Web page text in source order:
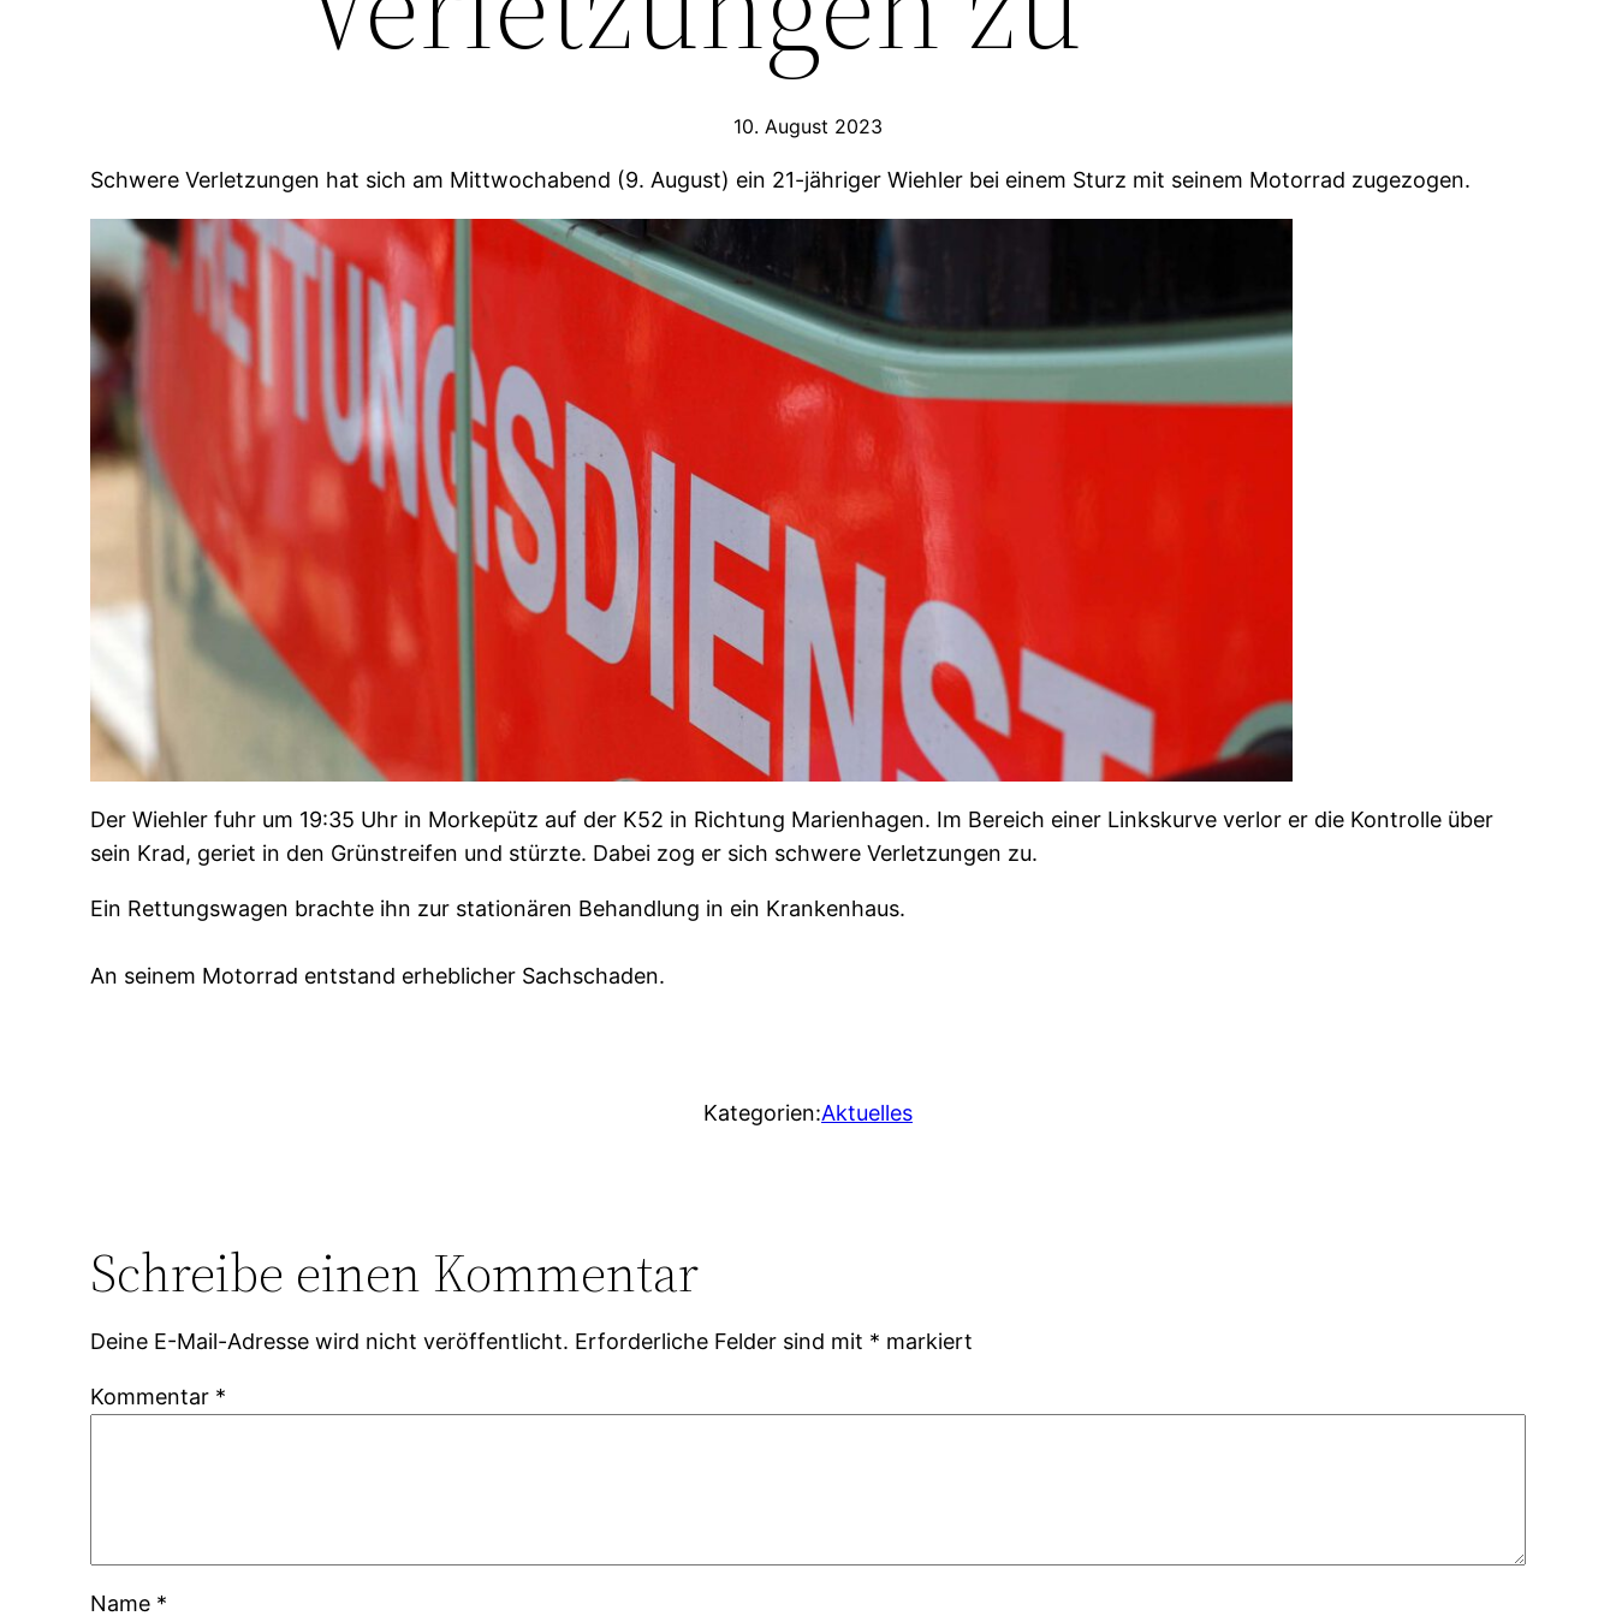
10. August 2023
Schwere Verletzungen hat sich am Mittwochabend (9. August) ein 21-jähriger Wiehler bei einem Sturz mit seinem Motorrad zugezogen.
Der Wiehler fuhr um 19:35 Uhr in Morkepütz auf der K52 in Richtung Marienhagen. Im Bereich einer Linkskurve verlor er die Kontrolle über
sein Krad, geriet in den Grünstreifen und stürzte. Dabei zog er sich schwere Verletzungen zu.
Ein Rettungswagen brachte ihn zur stationären Behandlung in ein Krankenhaus.
An seinem Motorrad entstand erheblicher Sachschaden.
Kategorien:Aktuelles
Schreibe einen Kommentar
Deine E-Mail-Adresse wird nicht veröffentlicht. Erforderliche Felder sind mit * markiert
Kommentar *
Name *